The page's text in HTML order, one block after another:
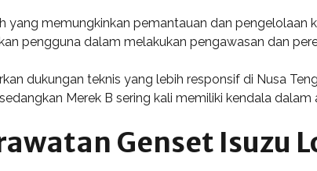
yang memungkinkan pemantauan dan pengelolaan
pengguna dalam melakukan pengawasan dan
dukungan teknis yang lebih responsif di Nusa
Merek B sering kali memiliki kendala dalam
Genset Isuzu